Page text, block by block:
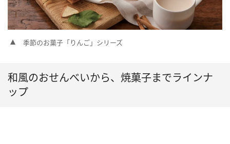
季節のお菓子「りんご」シリーズ
和風のおせんべいから、焼菓子までラインナ
ップ